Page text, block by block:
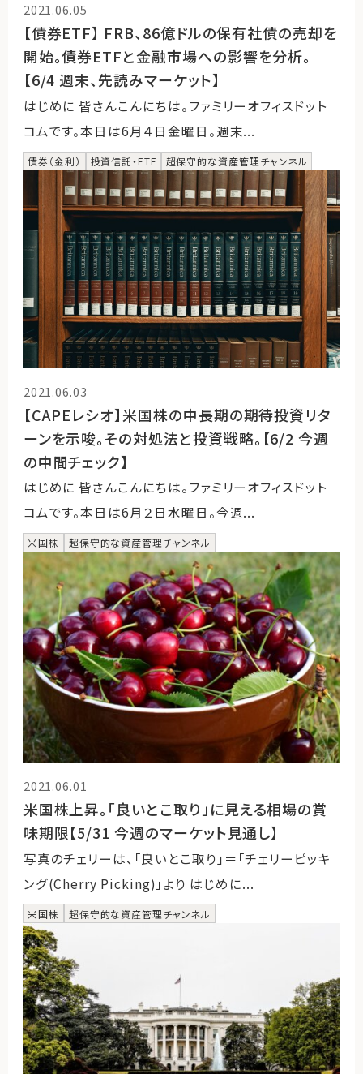
2021.06.05
【債券ETF】 FRB、86億ドルの保有社債の売却を
開始。債券ETFと金融市場への影響を分析。
【6/4 週末、先読みマーケット】
はじめに 皆さんこんにちは。ファミリーオフィスドット
コムです。本日は6月４日金曜日。週末...
債券（金利） 投資信託・ETF 超保守的な資産管理チャンネル
2021.06.03
【CAPEレシオ】米国株の中長期の期待投資リタ
ーンを示唆。その対処法と投資戦略。【6/2 今週
の中間チェック】
はじめに 皆さんこんにちは。ファミリーオフィスドット
コムです。本日は6月２日水曜日。今週...
米国株 超保守的な資産管理チャンネル
2021.06.01
米国株上昇。「良いとこ取り」に見える相場の賞
味期限【5/31 今週のマーケット見通し】
写真のチェリーは、「良いとこ取り」＝「チェリーピッキ
ング(Cherry Picking)」より はじめに...
米国株 超保守的な資産管理チャンネル